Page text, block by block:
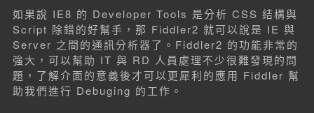
如果說 IE8 的 Developer Tools 是分析 CSS 結構與
Script 除錯的好幫手，那 Fiddler2 就可以說是 IE 與
Server 之間的通訊分析器了。Fiddler2 的功能非常的
強大，可以幫助 IT 與 RD 人員處理不少很難發現的問
題，了解介面的意義後才可以更犀利的應用 Fiddler 幫
助我們進行 Debuging 的工作。